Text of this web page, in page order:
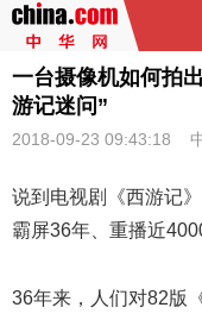
一台摄像机如何拍
游记迷问”
2018-09-23 09:43:18
说到电视剧《西游记
霸屏36年、重播近
36年来，人们对82版